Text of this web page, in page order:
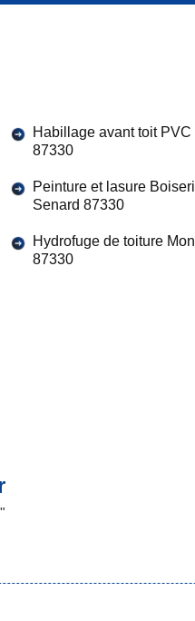
Habillage avant toit PVC
87330
Peinture et lasure
Senard 87330
Hydrofuge de toiture
87330